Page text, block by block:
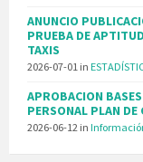
ANUNCIO
PRUEBA DE
TAXIS
2026-07-01 in
APROBACION
PERSONAL PLAN DE
2026-06-12 in